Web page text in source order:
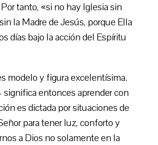
tanto, «si no hay Iglesia sin
la Madre de Jesús, porque Ella
días bajo la acción del Espíritu
modelo y figura excelentísima.
significa entonces aprender con
es dictada por situaciones de
para tener luz, conforto y
a Dios no solamente en la